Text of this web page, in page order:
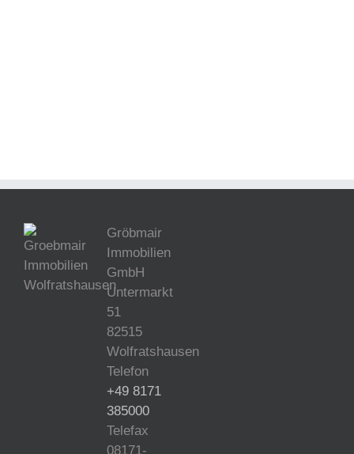
Gröbmair
Immobilien
GmbH
Untermarkt
51
82515
Wolfratshausen
Telefon
+49 8171
385000
Telefax
08171-